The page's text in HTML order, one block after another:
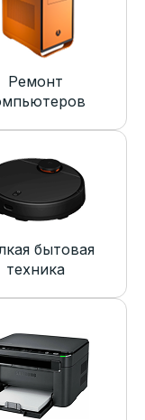
Ремонт
бытовая
техника